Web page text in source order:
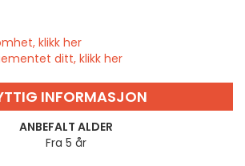
klikk her
ditt, klikk her
INFORMASJON
ANBEFALT ALDER
Fra 5 år